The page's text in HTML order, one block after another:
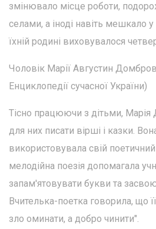
змінювало місце роботи,
селами, а іноді навіть мешкало
їхній родині виховувалося
Чоловік Марії Августин
Енциклопедії сучасної України)
Тісно працюючи з дітьми,
для них писати вірші і казки.
використовувала свій поетичний
мелодійна поезія допомагала
запам'ятовувати букви та
Вчителька-поетка говорила, що
зло оминати, а добро чинити".